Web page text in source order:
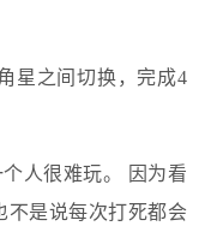
星之间切换，完成4
人很难玩。 因为看
不是说每次打死都会